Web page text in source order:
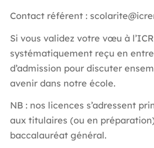
Contact référent :
Si vous validez votre vœu à
systématiquement reçu en
d’admission pour discuter
avenir dans notre école.
NB : nos licences s’adressent
aux titulaires (ou en
baccalauréat général.